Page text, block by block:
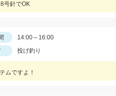
号針でOK
14:00～16:00
投げ釣り
ムですよ！